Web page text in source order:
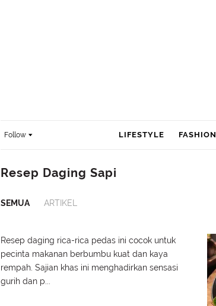
Follow LIFESTYLE FASHION
Resep Daging Sapi
SEMUA ARTIKEL
Resep daging rica-rica pedas ini cocok untuk
pecinta makanan berbumbu kuat dan kaya
rempah. Sajian khas ini menghadirkan sensasi
gurih dan p...